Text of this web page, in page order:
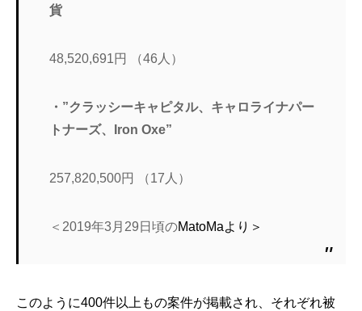
貨
48,520,691円 （46人）
・”クラッシーキャピタル、キャロライナパー
トナーズ、Iron Oxe”
257,820,500円 （17人）
＜2019年3月29日頃のMatoMaより＞
このように400件以上もの案件が掲載され、それぞれ被